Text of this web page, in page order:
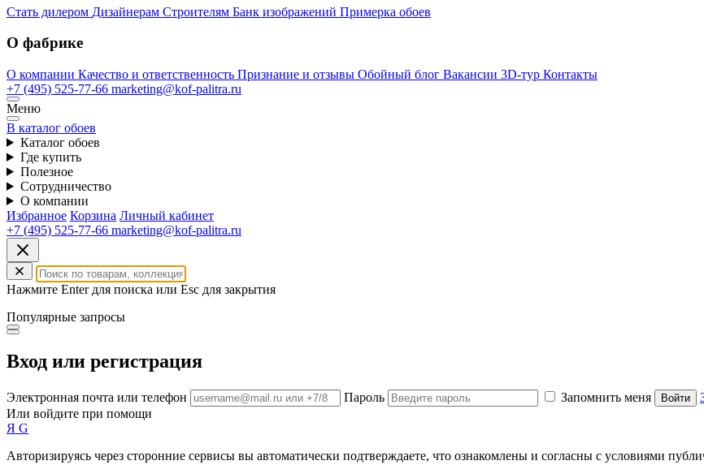
Стать дилером Дизайнерам Строителям Банк изображений Примерка обоев
О фабрике
О компании Качество и ответственность Признание и отзывы Обойный блог Вакансии 3D-тур Контакты
+7 (495) 525-77-66 marketing@kof-palitra.ru
Меню
В каталог обоев
Каталог обоев
Где купить
Полезное
Сотрудничество
О компании
Избранное Корзина Личный кабинет
+7 (495) 525-77-66 marketing@kof-palitra.ru
Нажмите Enter для поиска или Esc для закрытия
Популярные запросы
Вход или регистрация
Электронная почта или телефон Пароль Запомнить меня Войти
Или войдите при помощи
Я G
Авторизируясь через сторонние сервисы вы автоматически подтверждаете, что ознакомлены и согласны с условиями